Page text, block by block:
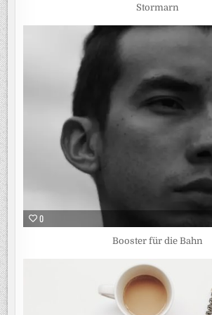
Stormarn
0
Booster für die Bahn